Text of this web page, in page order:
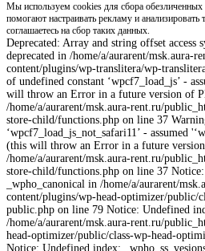
Мы используем cookies для сбора
помогают настраивать рекламу и
соглашаетесь на сбор таких данных.
Deprecated: Array and string offset access
deprecated in /home/a/aurarent/msk.aura-
content/plugins/wp-translitera/wp-
of undefined constant ‘wpcf7_load_js’ -
will throw an Error in a future version of
/home/a/aurarent/msk.aura-rent.ru/
store-child/functions.php on line 37
‘wpcf7_load_js_not_safari11’ - assumed
(this will throw an Error in a future
/home/a/aurarent/msk.aura-rent.ru/
store-child/functions.php on line 37
_wpho_canonical in /home/a/aurarent/
content/plugins/wp-head-optimizer/public/
public.php on line 79 Notice: Undefined
/home/a/aurarent/msk.aura-rent.ru/
head-optimizer/public/class-wp-head-
Notice: Undefined index: